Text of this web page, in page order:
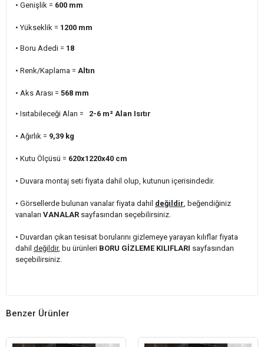
• Genişlik = 600 mm
• Yükseklik = 1200 mm
• Boru Adedi = 18
• Renk/Kaplama = Altın
• Aks Arası = 568 mm
• Isıtabileceği Alan = 2-6 m² Alan Isıtır
• Ağırlık = 9,39 kg
• Kutu Ölçüsü = 620x1220x40 cm
• Duvara montaj seti fiyata dahil olup, kutunun içerisindedir.
• Görsellerde bulunan vanalar fiyata dahil değildir, beğendiğiniz
vanaları VANALAR sayfasından seçebilirsiniz.
• Duvardan çıkan tesisat borularını gizlemeye yarayan kılıflar fiyata
dahil değildir, bu ürünleri BORU GİZLEME KILIFLARI sayfasından
seçebilirsiniz.
Benzer Ürünler